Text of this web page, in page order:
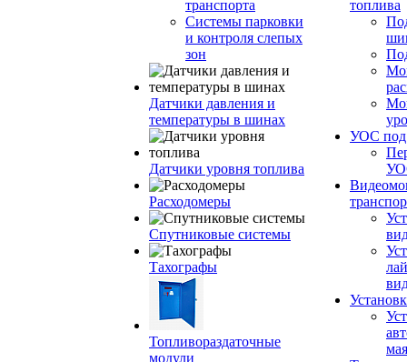
транспорта
Системы парковки
и контроля слепых
зон
Датчики давления и
температуры в шинах
Датчики уровня топлива
Расходомеры
Спутниковые системы
Тахографы
Топливораздаточные
модули
топлива
УОС